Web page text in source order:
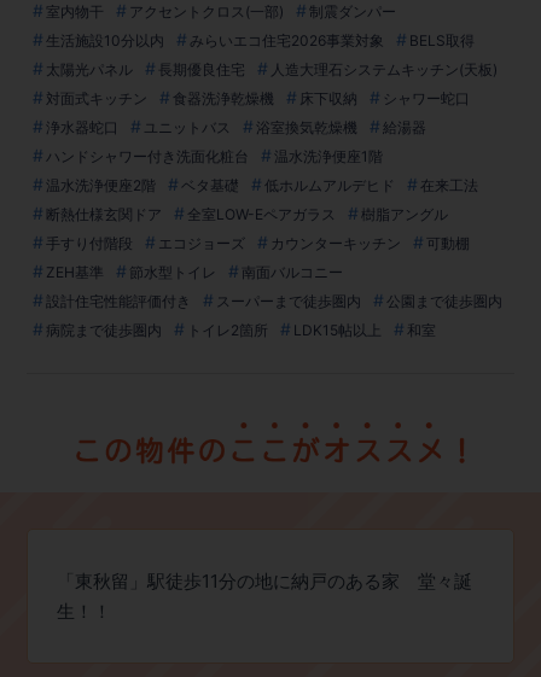
室内物干
アクセントクロス(一部)
制震ダンパー
生活施設10分以内
みらいエコ住宅2026事業対象
BELS取得
太陽光パネル
長期優良住宅
人造大理石システムキッチン(天板)
対面式キッチン
食器洗浄乾燥機 床下収納
シャワー蛇口
浄水器蛇口
ユニットバス 浴室換気乾燥機
給湯器
ハンドシャワー付き洗面化粧台
温水洗浄便座1階
温水洗浄便座2階
ベタ基礎 低ホルムアルデヒド
在来工法
断熱仕様玄関ドア
全室LOW-Eペアガラス
樹脂アングル
手すり付階段
エコジョーズ カウンターキッチン
可動棚
ZEH基準
節水型トイレ
南面バルコニー
設計住宅性能評価付き
スーパーまで徒歩圏内
公園まで徒歩圏内
病院まで徒歩圏内
トイレ2箇所 LDK15帖以上 和室
「東秋留」駅徒歩11分の地に納戸のある家 堂々誕
生！！